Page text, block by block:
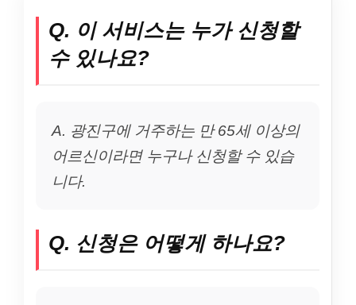
Q. 이 서비스는 누가 신청할
수 있나요?
A. 광진구에 거주하는 만 65세 이상의
어르신이라면 누구나 신청할 수 있습
니다.
Q. 신청은 어떻게 하나요?